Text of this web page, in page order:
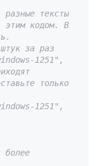
этим кодом. В
только
более